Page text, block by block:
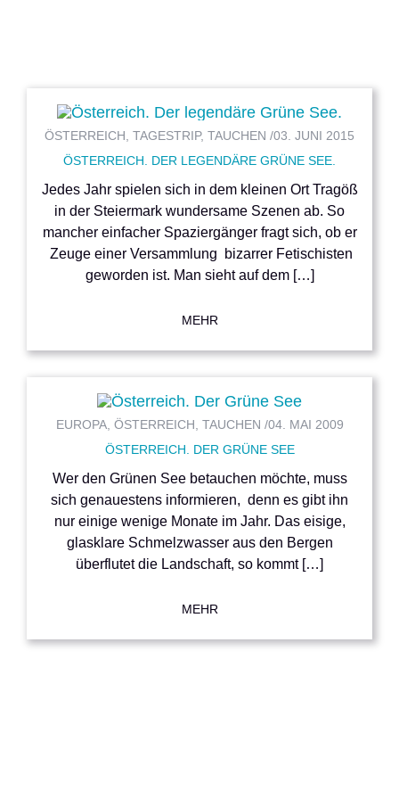
ÖSTERREICH, TAGESTRIP, TAUCHEN /03. JUNI 2015
ÖSTERREICH. DER LEGENDÄRE GRÜNE SEE.
Jedes Jahr spielen sich in dem kleinen Ort Tragöß
in der Steiermark wundersame Szenen ab. So
mancher einfacher Spaziergänger fragt sich, ob er
Zeuge einer Versammlung bizarrer Fetischisten
geworden ist. Man sieht auf dem […]
MEHR
EUROPA, ÖSTERREICH, TAUCHEN /04. MAI 2009
ÖSTERREICH. DER GRÜNE SEE
Wer den Grünen See betauchen möchte, muss
sich genauestens informieren, denn es gibt ihn
nur einige wenige Monate im Jahr. Das eisige,
glasklare Schmelzwasser aus den Bergen
überflutet die Landschaft, so kommt […]
MEHR